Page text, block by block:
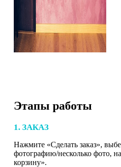
Этапы работы
1. ЗАКАЗ
Нажмите «Сделать заказ»,
фотографию/несколько фото,
корзину».